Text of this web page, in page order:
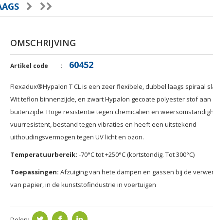
OMSCHRIJVING
Artikel code 60452
Flexadux®Hypalon T CL is een zeer flexibele, dubbel laags spiraal
Wit teflon binnenzijde, en zwart Hypalon gecoate polyester stof aan
buitenzijde. Hoge resistentie tegen chemicaliën en
vuurresistent, bestand tegen vibraties en heeft een uitstekend
uithoudingsvermogen tegen UV licht en ozon.
Temperatuurbereik: -70°Ctot +250°C(kortstondig. Tot300°C)
Toepassingen: Afzuiging van hete dampen en gassen bij de
van papier,in de kunststofindustrie in voertuigen